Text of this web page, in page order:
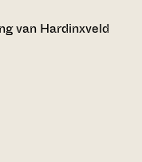
van Hardinxveld